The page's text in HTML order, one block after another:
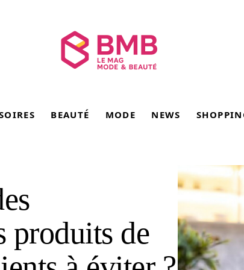
BEAUTÉ MODE NEWS
produits de